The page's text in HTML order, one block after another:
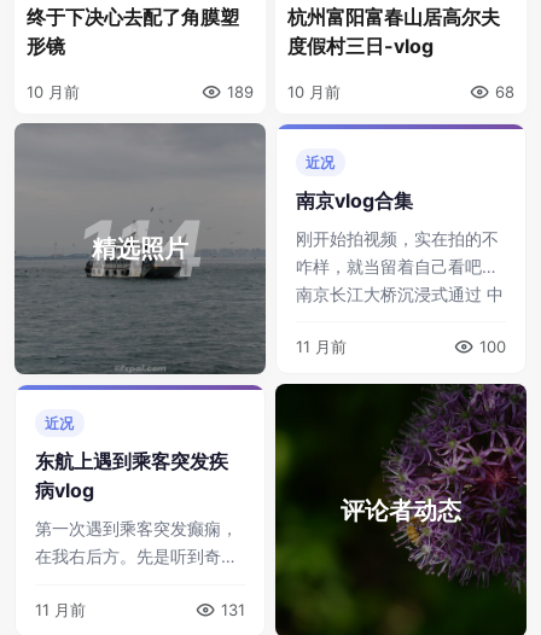
终于下决心去配了角膜塑
形镜
10 月前 189
杭州富阳富春山居高尔夫
度假村三日-vlog
10 月前 68
114
精选照片
近况
南京vlog合集
刚开始拍视频，实在拍的不
咋样，就当留着自己看吧。
南京长江大桥沉浸式通过 中
浦口火车站旧址，朱自清
11 月前 100
近况
东航上遇到乘客突发疾
病vlog
第一次遇到乘客突发癫痫，
在我右后方。先是听到奇怪
生已经按下服务按钮，乘务
11 月前 131
评论者动态